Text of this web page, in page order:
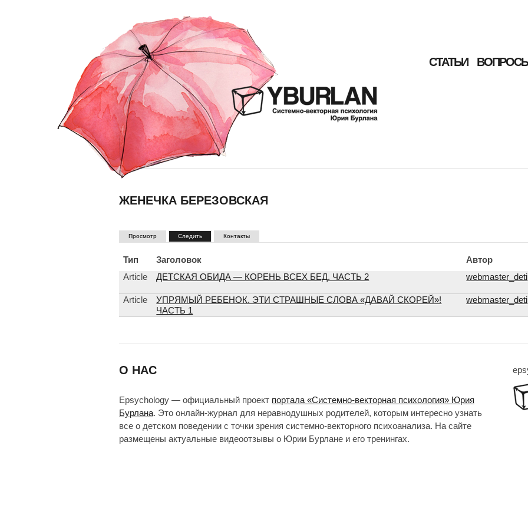
СТАТЬИ
ЖЕНЕЧКА БЕРЕЗОВСКАЯ
ГЛАВНЫЕ ВКЛАДКИ
Просмотр Следить (активная вкладка)
Контакты
Тип Заголовок Автор
Article
ДЕТСКАЯ ОБИДА — КОРЕНЬ ВСЕХ БЕД. ЧАСТЬ 2 webmaster_deti
Article
УПРЯМЫЙ РЕБЕНОК. ЭТИ СТРАШНЫЕ СЛОВА «ДАВАЙ СКОРЕЙ»!
ЧАСТЬ 1
webmaster_deti
О НАС
Epsychology — официальный проект портала «Системно-векторная психология» Юрия
Бурлана. Это онлайн-журнал для неравнодушных родителей, которым интересно узнать
все о детском поведении с точки зрения системно-векторного психоанализа. На сайте
размещены актуальные видеоотзывы о Юрии Бурлане и его тренингах.